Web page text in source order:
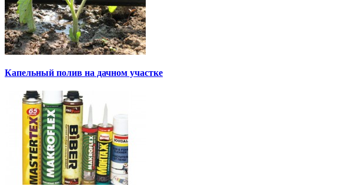
Капельный полив на дачном участке